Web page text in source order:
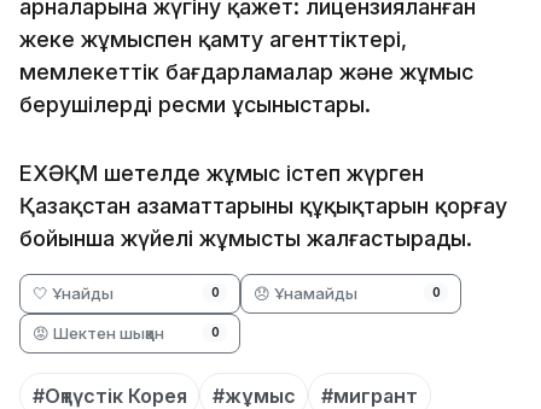
арналарына жүгіну қажет: лицензияланған
жеке жұмыспен қамту агенттіктері,
мемлекеттік бағдарламалар және жұмыс
берушілердің ресми ұсыныстары.
ЕХӘҚМ шетелде жұмыс істеп жүрген
Қазақстан азаматтарының құқықтарын қорғау
бойынша жүйелі жұмысты жалғастырады.
🤍 Ұнайды 0 😞 Ұнамайды 0
😡 Шектен шыққан 0
#Оңтүстік Корея #жұмыс #мигрант